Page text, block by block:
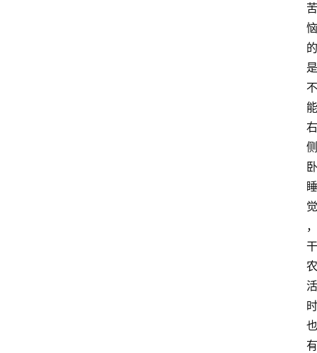
苦
恼
的
是
不
能
右
侧
卧
睡
觉
，
干
农
活
时
也
有